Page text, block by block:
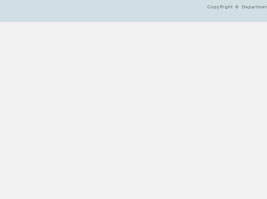
CopyRight ©